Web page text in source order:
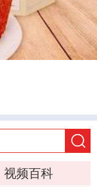
视频百科